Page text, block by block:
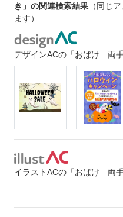
き」の関連検索結果 （同じ
ます）
デザインACの「おばけ 両
イラストACの「おばけ 両